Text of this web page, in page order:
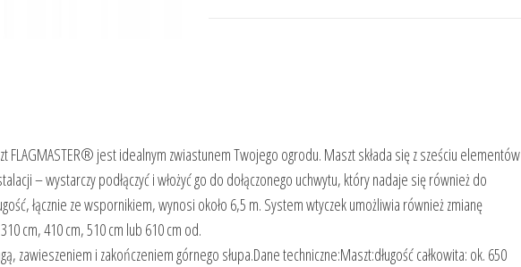
FLAGMASTER® jest idealnym zwiastunem Twojego ogrodu. Maszt składa się z sześciu elementów
– wystarczy podłączyć i włożyć go do dołączonego uchwytu, który nadaje się również do
łącznie ze wspornikiem, wynosi około 6,5 m. System wtyczek umożliwia również zmianę
cm, 410 cm, 510 cm lub 610 cm od.
zawieszeniem i zakończeniem górnego słupa.Dane techniczne:Maszt:długość całkowita: ok. 650